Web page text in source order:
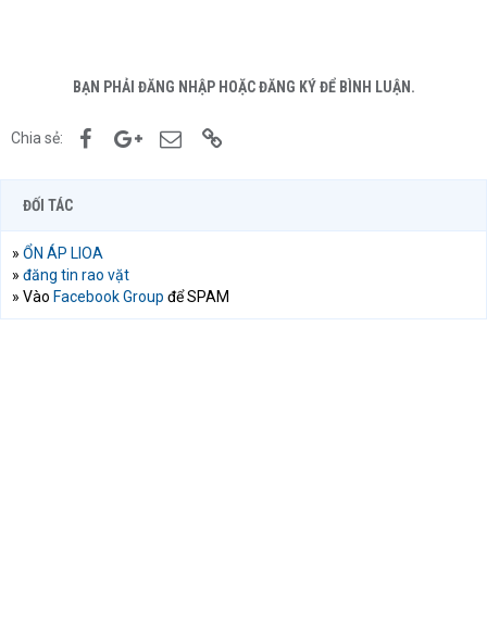
BẠN PHẢI ĐĂNG NHẬP HOẶC ĐĂNG KÝ ĐỂ BÌNH LUẬN.
Chia sẻ: FacebookGoogle+Email
ĐỐI TÁC
» ỔN ÁP LIOA
» đăng tin rao vặt
» Vào Facebook Group để SPAM